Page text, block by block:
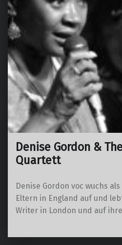
Denise Gordon &
Quartett
Denise Gordon voc wuchs
Eltern in England auf und
Writer in London und auf